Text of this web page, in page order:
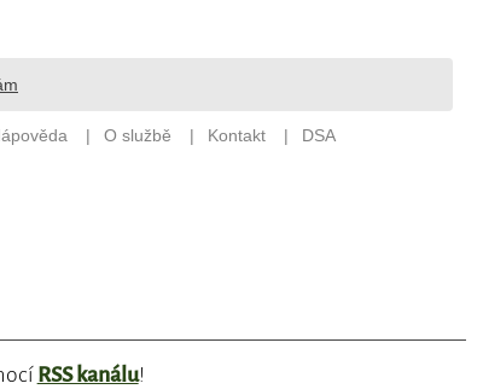
RSS kanálu!